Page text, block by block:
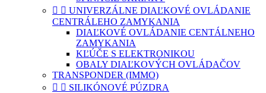
  UNIVERZÁLNE DIAĽKOVÉ OVLÁDANIE
CENTRÁLEHO ZAMYKANIA
DIAĽKOVÉ OVLÁDANIE CENTÁLNEHO
ZAMYKANIA
KĽÚČE S ELEKTRONIKOU
OBALY DIAĽKOVÝCH OVLÁDAČOV
TRANSPONDER (IMMO)
  SILIKÓNOVÉ PÚZDRA